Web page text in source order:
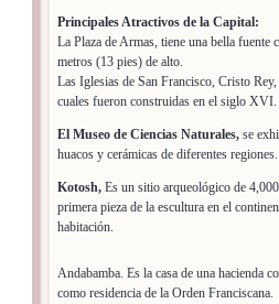
Principales Atractivos de la Capital:
La Plaza de Armas, tiene una bella fuente
metros (13 pies) de alto.
Las Iglesias de San Francisco, Cristo
cuales fueron construidas en el siglo XVI.
El Museo de Ciencias Naturales, se
huacos y cerámicas de diferentes regiones.
Kotosh, Es un sitio arqueológico de
primera pieza de la escultura en el
habitación.
Andabamba. Es la casa de una hacienda
como residencia de la Orden Franciscana.